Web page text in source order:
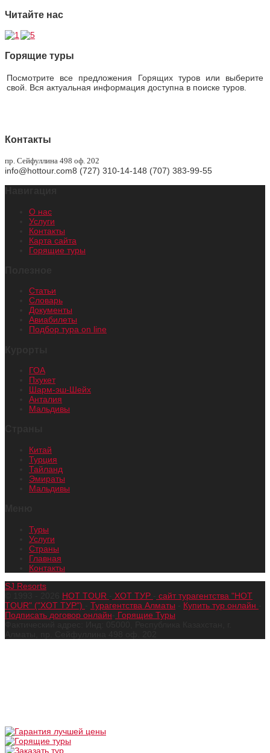
Читайте нас
Горящие туры
Посмотрите все предложения Горящих туров или выберите
свой. Вся актуальная информация доступна в поиске туров.
Контакты
пр. Сейфуллина 498 оф. 202
info@hottour.com8 (727) 310-14-148 (707) 383-99-55
О нас
Услуги
Контакты
Карта сайта
Горящие туры
Статьи
Словарь
Документы
Авиабилеты
Подбор тура on line
ГОА
Пхукет
Шарм-эш-Шейх
Анталия
Мальдивы
Китай
Турция
Тайланд
Эмираты
Мальдивы
Туры
Услуги
Страны
Главная
Контакты
SJ Resorts
HOT TOUR ХОТ ТУР
сайт турагентства "HOT
TOUR" ("ХОТ ТУР")
Турагентства Алматы Купить тур онлайн
Подписать договор онлайн
Горящие Туры